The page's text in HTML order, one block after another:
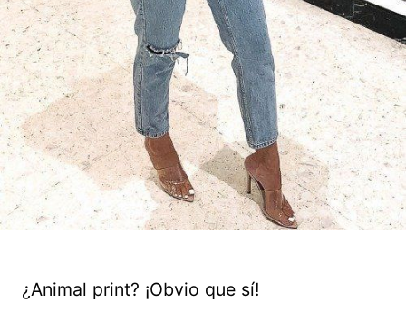
¿Animal print? ¡Obvio que sí!